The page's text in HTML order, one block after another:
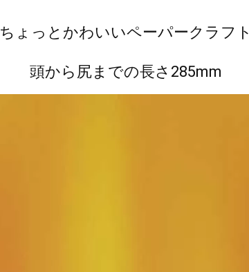
ちょっとかわいいペーパークラフト
頭から尻までの長さ285mm